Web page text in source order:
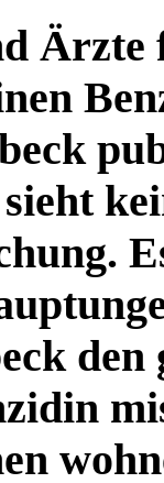
Ärzte
den